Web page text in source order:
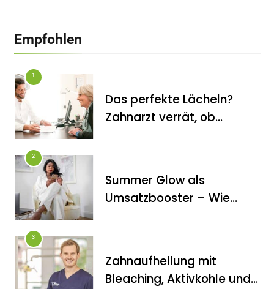
Empfohlen
1
Das perfekte Lächeln?
Zahnarzt verrät, ob
2
Summer Glow als
Umsatzbooster – Wie
3
Zahnaufhellung mit
Bleaching, Aktivkohle und
FITNESS
Die perfekten Liegestütze